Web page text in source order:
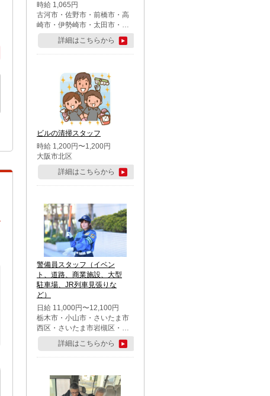
時給 1,065円
古河市・佐野市・前橋市・高
崎市・伊勢崎市・太田市・館
林市・藤岡市・大泉町・さい
たま市北区・川越市・熊谷
市・行田市・秩父市・所沢
市・鶴ケ島市・千葉市中央
区・市川市・松戸市・習志野
市・柏市・流山市・八千代
市・足立区・江戸川区・八王
子市・町田市
詳細はこちらから
ビルの清掃スタッフ
時給 1,200円〜1,200円
大阪市北区
詳細はこちらから
警備員スタッフ（イベン
ト、道路、商業施設、大型
駐車場、JR列車見張りな
ど）
日給 11,000円〜12,100円
栃木市・小山市・さいたま市
西区・さいたま市岩槻区・久
喜市・蓮田市
詳細はこちらから